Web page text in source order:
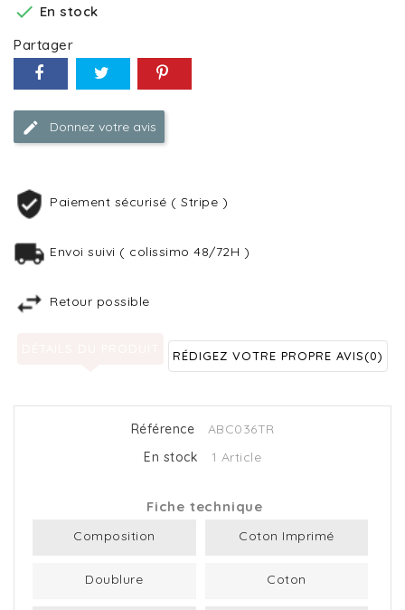
 En stock
Partager
Donnez votre avis
Paiement sécurisé ( Stripe )
Envoi suivi ( colissimo 48/72H )
Retour possible
RÉDIGEZ VOTRE PROPRE AVIS(0)
Référence
ABC036TR
En stock
1 Article
Fiche technique
Composition Coton Imprimé
Doublure Coton